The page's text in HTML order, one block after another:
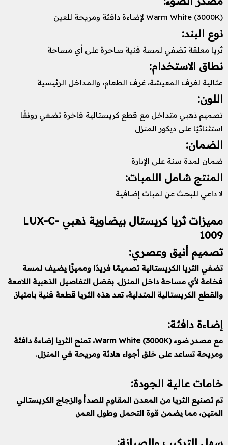
Warm White (3000K) لإضاءة دافئة ومريحة للعين
نوع البند:
ثريا معلقة تضفي لمسة فنية ساحرة على أي مساحة
نطاق الاستخدام:
مثالية لغرف المعيشة، غرف الطعام، والمداخل الرئيسية
اللون:
تصميم ذهبي متداخل مع قطع كريستالية فاخرة تضفي رونقًا
استثنائيًا على ديكور المنزل
الضمان:
ضمان لمدة سنة على الإنارة
المنتج شامل اللمبات:
لا داعي للبحث عن لمبات إضافية
مميزات ثريا كريستال بيضاوية ذهبي LUX-C-
1009
تصميم أنيق وعصري:
تضفي الثريا الكريستالية تصميمًا فريدًا ومميزًا يضيف لمسة
فخامة لأي مساحة داخل المنزل. بفضل التفاصيل الذهبية اللامعة
والقطع الكريستالية المتدلية، تعد هذه الثريا قطعة فنية بامتياز.
إضاءة دافئة:
مع مصدر ضوء Warm White (3000K)، تمنح الثريا إضاءة دافئة
ومريحة تساعد على خلق أجواء هادئة ومريحة في المنزل.
خامات عالية الجودة:
تم تصنيع الثريا من المعدن المقاوم للصدأ والزجاج الكريستالي
المتين، مما يضمن قوة التحمل وطول العمر.